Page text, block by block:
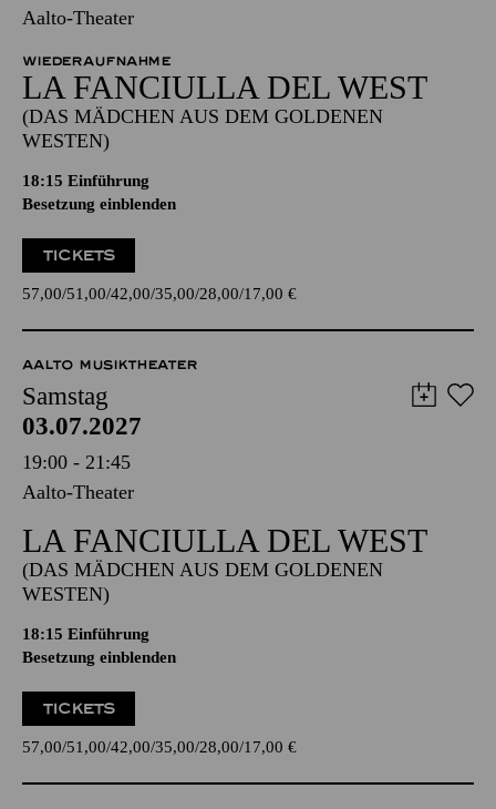
Aalto-Theater
WIEDERAUFNAHME
LA FANCIULLA DEL WEST
(DAS MÄDCHEN AUS DEM GOLDENEN
WESTEN)
18:15 Einführung
Besetzung einblenden
TICKETS
57,00 51,00 42,00 35,00 28,00 17,00 €
AALTO MUSIKTHEATER
Samstag
03.07.2027
19:00 - 21:45
Aalto-Theater
LA FANCIULLA DEL WEST
(DAS MÄDCHEN AUS DEM GOLDENEN
WESTEN)
18:15 Einführung
Besetzung einblenden
TICKETS
57,00 51,00 42,00 35,00 28,00 17,00 €